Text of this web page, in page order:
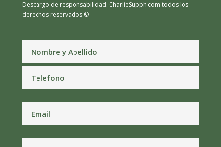
Descargo de responsabilidad. CharlieSupph.com todos los
derechos reservados ©